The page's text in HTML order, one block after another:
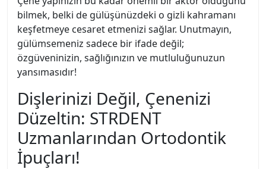
bilmek, belki de gülüşünüzdeki o gizli kahramanı
keşfetmeye cesaret etmenizi sağlar. Unutmayın,
gülümsemeniz sadece bir ifade değil;
özgüveninizin, sağlığınızın ve mutluluğunuzun
yansımasıdır!
Dişlerinizi Değil, Çenenizi
Düzeltin: STRDENT
Uzmanlarından Ortodontik
İpuçları!